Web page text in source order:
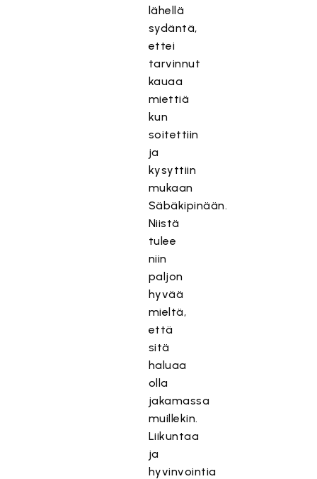
lähellä
sydäntä,
ettei
tarvinnut
kauaa
miettiä
kun
soitettiin
ja
kysyttiin
mukaan
Säbäkipinään.
Niistä
tulee
niin
paljon
hyvää
mieltä,
että
sitä
haluaa
olla
jakamassa
muillekin.
Liikuntaa
ja
hyvinvointia